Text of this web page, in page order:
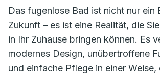
Das fugenlose Bad ist nicht nur ein
Zukunft – es ist eine Realität, die
in Ihr Zuhause bringen können. Es
modernes Design, unübertroffene
und einfache Pflege in einer Weise,